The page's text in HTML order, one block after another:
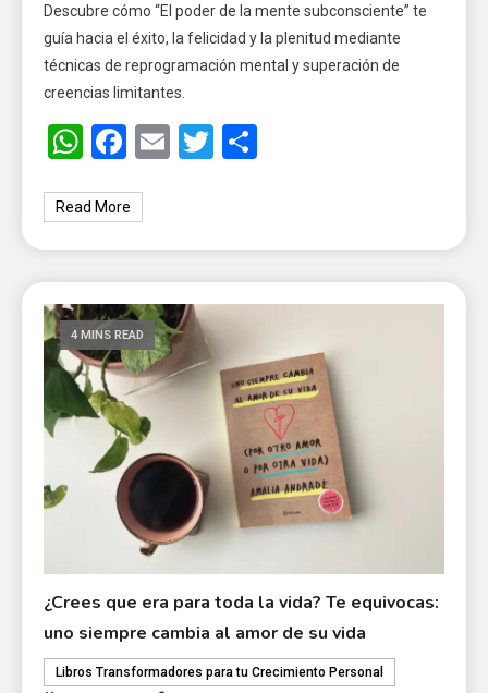
Descubre cómo “El poder de la mente subconsciente” te
guía hacia el éxito, la felicidad y la plenitud mediante
técnicas de reprogramación mental y superación de
creencias limitantes.
WhatsApp
Facebook
EmailTwitter
Read More
4 MINS READ
¿Crees que era para toda la vida? Te equivocas:
uno siempre cambia al amor de su vida
Libros Transformadores para tu Crecimiento Personal